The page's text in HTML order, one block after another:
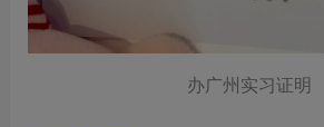
办广州实习证明